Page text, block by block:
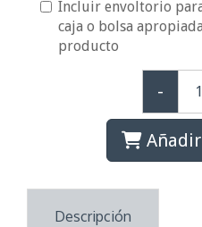
Incluir envoltorio
caja o bolsa
producto
-
Descripción